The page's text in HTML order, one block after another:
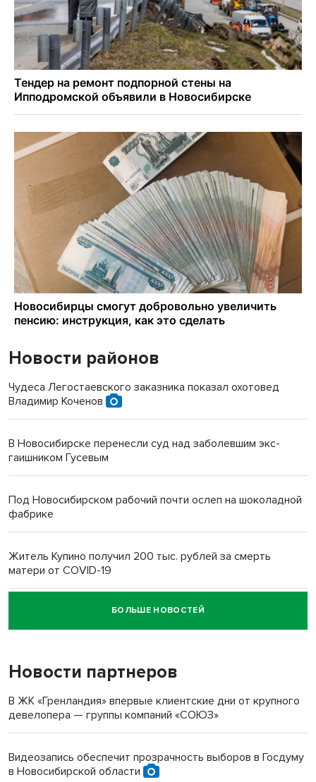
Новости районов
Чудеса Легостаевского заказника показал охотовед
Владимир Коченов
В Новосибирске перенесли суд над заболевшим экс-
гаишником Гусевым
Под Новосибирском рабочий почти ослеп на шоколадной
фабрике
Житель Купино получил 200 тыс. рублей за смерть
матери от COVID-19
Новосибирский суд наказал водителя за смерть
пенсионерки на вокзале
БОЛЬШЕ НОВОСТЕЙ
Новости партнеров
В ЖК «Гренландия» впервые клиентские дни от крупного
девелопера — группы компаний «СОЮЗ»
Видеозапись обеспечит прозрачность выборов в Госдуму
в Новосибирской области